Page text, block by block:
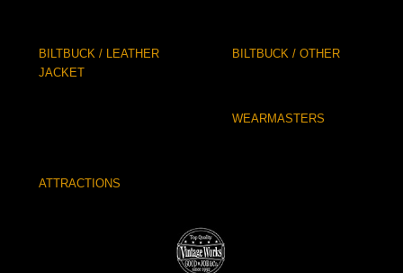
BILTBUCK / LEATHER
JACKET
BILTBUCK / OTHER
WEARMASTERS
ATTRACTIONS